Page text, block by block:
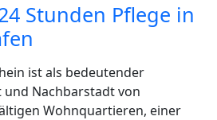
Stunden Pflege in
ist als bedeutender
Nachbarstadt von
Wohnquartieren, einer